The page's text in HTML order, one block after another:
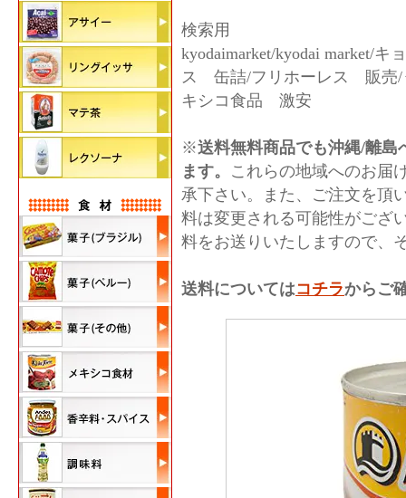
検索用
kyodaimarket/kyodai market/キ
ス 缶詰/フリホーレス 販売
キシコ食品 激安
※送料無料商品でも沖縄/離島
ます。 これらの地域へのお届
承下さい。また、ご注文を頂
料は変更される可能性がござ
料をお送りいたしますので、
送料についてはコチラからご